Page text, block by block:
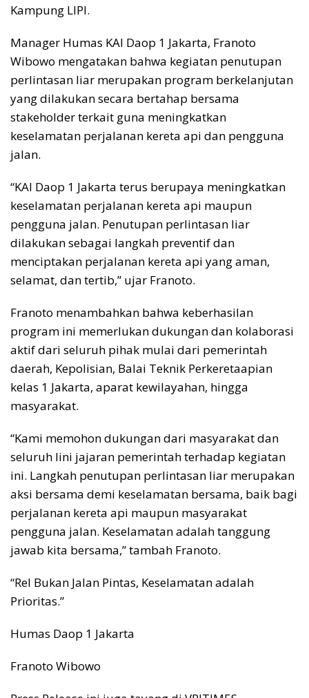
Kampung LIPI.
Manager Humas KAI Daop 1 Jakarta, Franoto
Wibowo mengatakan bahwa kegiatan penutupan
perlintasan liar merupakan program berkelanjutan
yang dilakukan secara bertahap bersama
stakeholder terkait guna meningkatkan
keselamatan perjalanan kereta api dan pengguna
jalan.
“KAI Daop 1 Jakarta terus berupaya meningkatkan
keselamatan perjalanan kereta api maupun
pengguna jalan. Penutupan perlintasan liar
dilakukan sebagai langkah preventif dan
menciptakan perjalanan kereta api yang aman,
selamat, dan tertib,” ujar Franoto.
Franoto menambahkan bahwa keberhasilan
program ini memerlukan dukungan dan kolaborasi
aktif dari seluruh pihak mulai dari pemerintah
daerah, Kepolisian, Balai Teknik Perkeretaapian
kelas 1 Jakarta, aparat kewilayahan, hingga
masyarakat.
“Kami memohon dukungan dari masyarakat dan
seluruh lini jajaran pemerintah terhadap kegiatan
ini. Langkah penutupan perlintasan liar merupakan
aksi bersama demi keselamatan bersama, baik bagi
perjalanan kereta api maupun masyarakat
pengguna jalan. Keselamatan adalah tanggung
jawab kita bersama,” tambah Franoto.
“Rel Bukan Jalan Pintas, Keselamatan adalah
Prioritas.”
Humas Daop 1 Jakarta
Franoto Wibowo